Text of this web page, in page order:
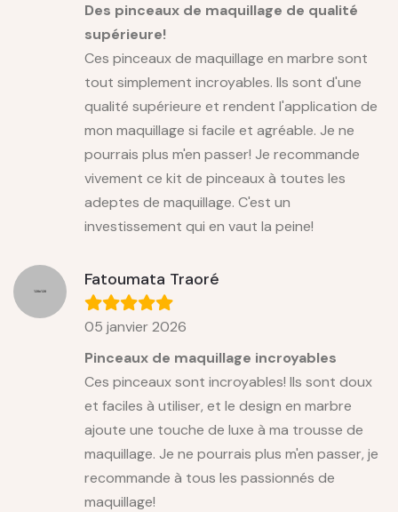
Des pinceaux de maquillage de qualité
supérieure!
Ces pinceaux de maquillage en marbre sont
tout simplement incroyables. Ils sont d'une
qualité supérieure et rendent l'application de
mon maquillage si facile et agréable. Je ne
pourrais plus m'en passer! Je recommande
vivement ce kit de pinceaux à toutes les
adeptes de maquillage. C'est un
investissement qui en vaut la peine!
Fatoumata Traoré
05 janvier 2026
Pinceaux de maquillage incroyables
Ces pinceaux sont incroyables! Ils sont doux
et faciles à utiliser, et le design en marbre
ajoute une touche de luxe à ma trousse de
maquillage. Je ne pourrais plus m'en passer, je
recommande à tous les passionnés de
maquillage!